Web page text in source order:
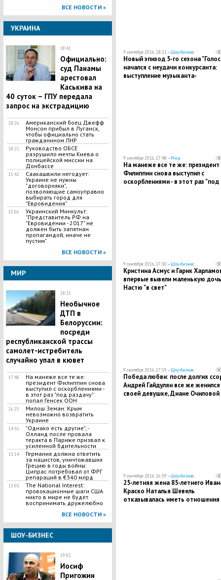
ВСЕ НОВОСТИ »
УКРАИНА
18:41
Официально:
суд Панамы
арестовал
Каськива на
40 суток – ГПУ передала
запрос на экстрадицию
18:26
Американский боец Джефф
Монсон прибыл в Луганск,
чтобы официально стать
гражданином ЛНР
18:21
Руководство ОБСЕ
разрушило мечты Киева о
полицейской миссии на
Донбассе
15:42
Саакашвили негодует:
Украине не нужны
"договорняки",
позволяющие самоуправно
выбирать город для
"Евровидения"
15:06
Украинский Минкульт:
"Представитель РФ на
"Евровидении - 2017" не
должен быть запятнан
пропагандой, иначе не
пустим"
ВСЕ НОВОСТИ »
МИР
18:11
Необычное
ДТП в
Белоруссии:
посреди
республиканской трассы
самолет-истребитель
случайно упал в кювет
17:48
На манеже все те же:
президент Филиппин снова
выступил с оскорблениями -
в этот раз "под раздачу"
попал Генсек ООН
16:25
Милош Земан: Крым
невозможно возвратить
Укрaинe
14:56
"Однако есть другие", -
Олланд после провала
теракта в Париже призвал к
усиленной бдительности
13:14
Германия должна ответить
за нацистов, уничтожавших
Грецию в годы войны:
Ципрас потребовал от ФРГ
репараций в €340 млрд
13:03
The National Interest:
провокационные шаги США
никто в мире не будет
воспринимать дружелюбно
ВСЕ НОВОСТИ »
ШОУ-БИЗНЕС
19:01
Иосиф
Пригожин
9 сентября 2016, 18:21 —Шоу-бизнес
Новый эпизод 5-го сезона
начался с неудачи конкурсанта:
выступление музыканта-
9 сентября 2016, 17:48 —Мир
На манеже все те же: президент
Филиппин снова выступил с
оскорблениями - в этот раз "под
9 сентября 2016, 17:30 —Шоу-бизнес
Кристина Асмус и Гарик
впервые вывели маленькую дочь
Настю "в свет"
9 сентября 2016, 17:19 —Шоу-бизнес
Победа любви: после долгих
Андрей Гайдулян все же женился
своей девушке, Диане Очиловой
9 сентября 2016, 16:39 —Шоу-бизнес
25-летняя жена 85-летнего
Краско Наталья Шевель
отказывалась иметь отношения